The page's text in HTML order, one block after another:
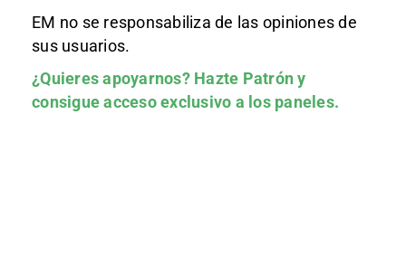
EM no se responsabiliza de las opiniones de
sus usuarios.
¿Quieres apoyarnos? Hazte Patróny
consigue acceso exclusivo a los paneles.